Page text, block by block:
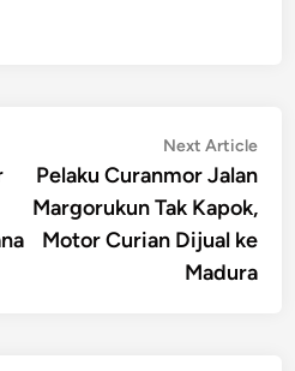
Next Article
Pelaku Curanmor Jalan
Margorukun Tak Kapok,
Motor Curian Dijual ke
Madura